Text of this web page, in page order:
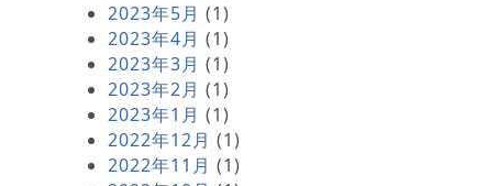
2023年5月 (1)
2023年4月 (1)
2023年3月 (1)
2023年2月 (1)
2023年1月 (1)
2022年12月 (1)
2022年11月 (1)